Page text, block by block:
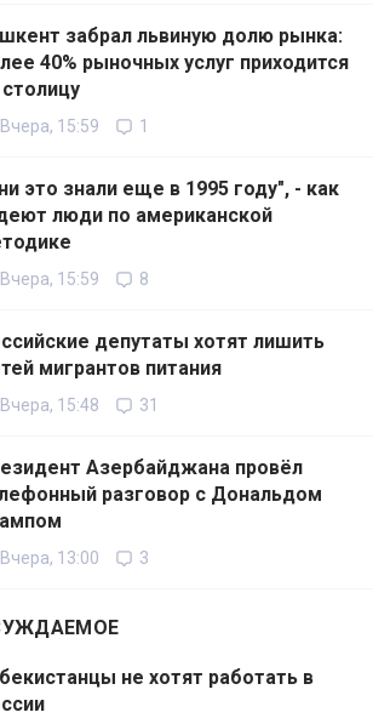
забрал львиную долю рынка:
40% рыночных услуг приходится
столицу
Вчера, 15:59 1
это знали еще в 1995 году", - как
люди по американской
Вчера, 15:59 8
депутаты хотят лишить
мигрантов питания
Вчера, 15:48 31
Азербайджана провёл
разговор с Дональдом
Вчера, 13:00 3
не хотят работать в